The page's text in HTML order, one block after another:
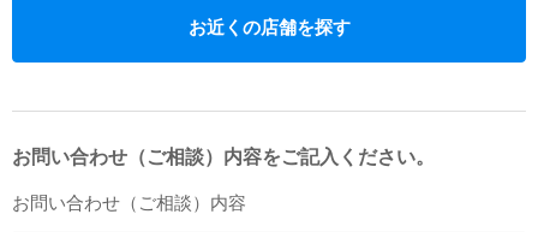
お近くの店舗を探す
お問い合わせ（ご相談）内容をご記入ください。
お問い合わせ（ご相談）内容